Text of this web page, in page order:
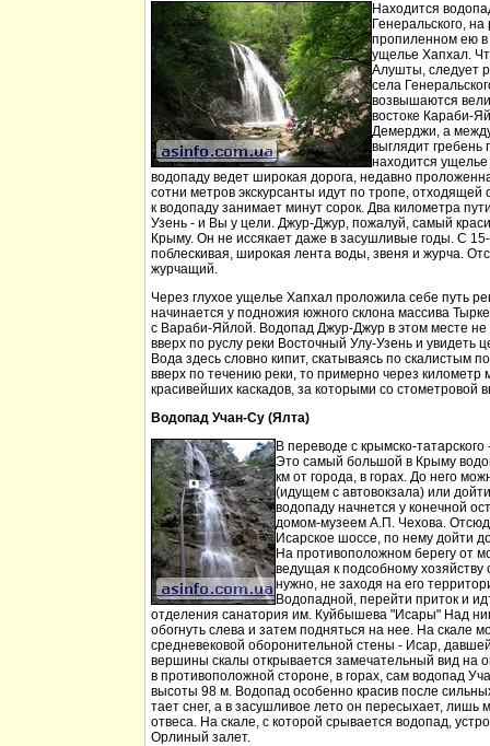
Находится
Генеральского,
пропиленном ею в
ущелье Хапхал.
Алушты, следует
села
возвышаются
востоке Караби-
Демерджи, а
выглядит гребень
находится
водопаду ведет широкая дорога, недавно
сотни метров экскурсанты идут по тропе, отходящей
к водопаду занимает минут сорок. Два километра
Узень - и Вы у цели. Джур-Джур, пожалуй, самый
Крыму. Он не иссякает даже в засушливые годы. С
поблескивая, широкая лента воды, звеня и журча.
журчащий.
Через глухое ущелье Хапхал проложила себе путь
начинается у подножия южного склона массива
с Вараби-Яйлой. Водопад Джур-Джур в этом месте
вверх по руслу реки Восточный Улу-Узень и увидеть
Вода здесь словно кипит, скатываясь по скалистым
вверх по течению реки, то примерно через километр
красивейших каскадов, за которыми со стометровой
Водопад Учан-Су (Ялта)
В переводе с крымско-
Это самый большой в Крыму
км от города, в горах. До него
(идущем с автовокзала) или
водопаду начнется у конечной
домом-музеем А.П. Чехова.
Исарское шоссе, по нему дойти
На противоположном берегу от
ведущая к подсобному
нужно, не заходя на его
Водопадной, перейти приток и
отделения санатория им. Куйбышева "Исары" Над
обогнуть слева и затем подняться на нее. На скале
средневековой оборонительной стены - Исар,
вершины скалы открывается замечательный вид на
в противоположной стороне, в горах, сам водопад
высоты 98 м. Водопад особенно красив после
тает снег, а в засушливое лето он пересыхает, лишь
отвеса. На скале, с которой срывается водопад,
Орлиный залет.